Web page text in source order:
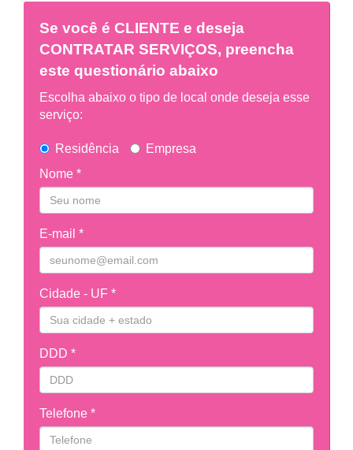
Se você é CLIENTE e deseja
CONTRATAR SERVIÇOS, preencha
este questionário abaixo
Escolha abaixo o tipo de local onde deseja esse
serviço:
Residência
Empresa
Nome *
E-mail *
Cidade - UF *
DDD *
Telefone *